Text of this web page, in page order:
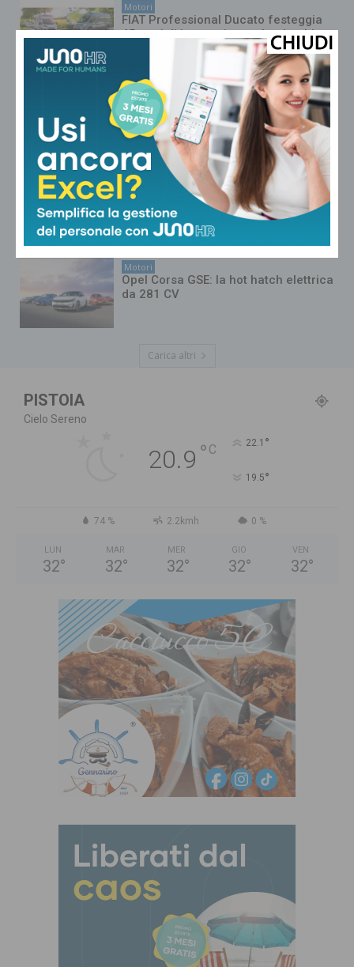
Motori
FIAT Professional Ducato festeggia
45 anni di innovazione e leadership
Motori
Audi Q9: il nuovo SUV ammiraglia
Motori
Mercedes-Benz Marco Polo: il
camper premium diventa ancora più
intelligente
Motori
Opel Corsa GSE: la hot hatch elettrica
da 281 CV
Carica altri
PISTOIA
Cielo Sereno
20.9 ° C 22.1 °
19.5°
74 % 2.2kmh 0 %
LUN
32°
MAR
32°
MER
32°
GIO
32°
VEN
32°